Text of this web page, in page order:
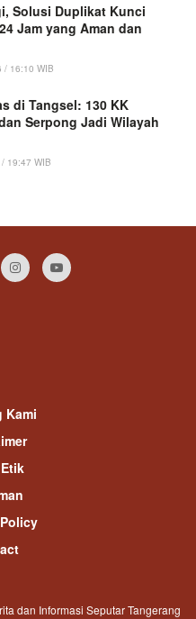
Solusi Duplikat Kunci
Jam yang Aman dan
/ 16:10 WIB
di Tangsel: 130 KK
Serpong Jadi Wilayah
19:47 WIB
Kami
dan Informasi Seputar Tangerang